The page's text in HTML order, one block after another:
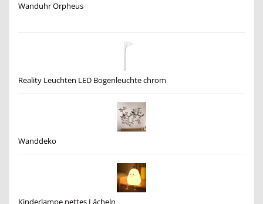
Wanduhr Orpheus
Reality Leuchten LED Bogenleuchte chrom
Wanddeko
Kinderlampe nettes Lächeln